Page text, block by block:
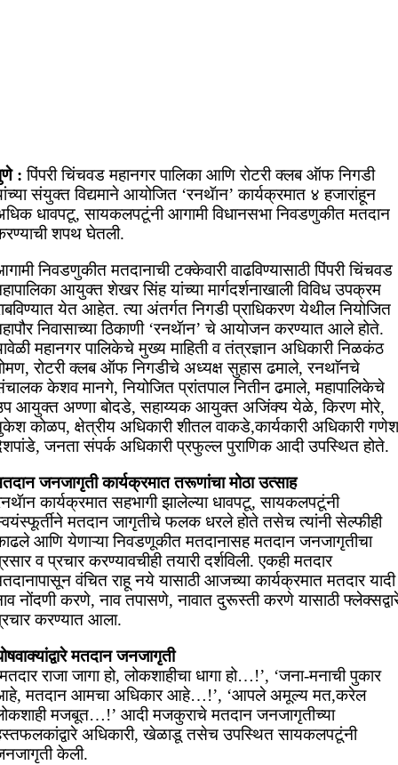
: पिंपरी चिंचवड महानगर पालिका आणि रोटरी क्लब ऑफ निगडी
संयुक्त विद्यमाने आयोजित ‘रनथॅान’ कार्यक्रमात ४ हजारांहून
धावपटू, सायकलपटूंनी आगामी विधानसभा निवडणुकीत मतदान
शपथ घेतली.
निवडणुकीत मतदानाची टक्केवारी वाढविण्यासाठी पिंपरी चिंचवड
आयुक्त शेखर सिंह यांच्या मार्गदर्शनाखाली विविध उपक्रम
येत आहेत. त्या अंतर्गत निगडी प्राधिकरण येथील नियोजित
निवासाच्या ठिकाणी ‘रनथॅान’ चे आयोजन करण्यात आले होते.
महानगर पालिकेचे मुख्य माहिती व तंत्रज्ञान अधिकारी निळकंठ
रोटरी क्लब ऑफ निगडीचे अध्यक्ष सुहास ढमाले, रनथाॅनचे
केशव मानगे, नियोजित प्रांतपाल नितीन ढमाले, महापालिकेचे
आयुक्त अण्णा बोदडे, सहाय्यक आयुक्त अजिंक्य येळे, किरण मोरे,
कोळप, क्षेत्रीय अधिकारी शीतल वाकडे,कार्यकारी अधिकारी गणेश
जनता संपर्क अधिकारी प्रफुल्ल पुराणिक आदी उपस्थित होते.
जनजागृती कार्यक्रमात तरूणांचा मोठा उत्साह
कार्यक्रमात सहभागी झालेल्या धावपटू, सायकलपटूंनी
मतदान जागृतीचे फलक धरले होते तसेच त्यांनी सेल्फीही
आणि येणाऱ्या निवडणूकीत मतदानासह मतदान जनजागृतीचा
व प्रचार करण्यावचीही तयारी दर्शविली. एकही मतदार
वंचित राहू नये यासाठी आजच्या कार्यक्रमात मतदार यादी
नोंदणी करणे, नाव तपासणे, नावात दुरूस्ती करणे यासाठी
करण्यात आला.
मतदान जनजागृती
राजा जागा हो, लोकशाहीचा धागा हो…!’, ‘जना-मनाची पुकार
मतदान आमचा अधिकार आहे…!’, ‘आपले अमूल्य मत,करेल
मजबूत…!’ आदी मजकुराचे मतदान जनजागृतीच्या
अधिकारी, खेळाडू तसेच उपस्थित सायकलपटूंनी
केली.